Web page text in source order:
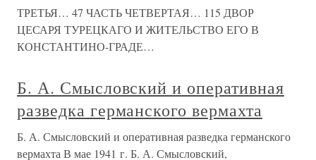
ТРЕТЬЯ… 47 ЧАСТЬ ЧЕТВЕРТАЯ… 115 ДВОР
ЦЕСАРЯ ТУРЕЦКАГО И ЖИТЕЛЬСТВО ЕГО В
КОНСТАНТИНО-ГРАДЕ…
Б. А. Смысловский и оперативная
разведка германского вермахта
Б. А. Смысловский и оперативная разведка германского
вермахта В мае 1941 г. Б. А. Смысловский,